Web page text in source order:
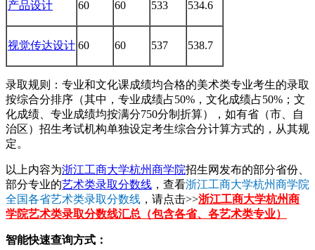
产品设计 60 60 533 534.6
视觉传达设计 60 60 537 538.7
录取规则：专业和文化课成绩均合格的美术类专业考生的录取
按综合分排序（其中，专业成绩占50%，文化成绩占50%；文
化成绩、专业成绩均按满分750分制折算），如有省（市、自
治区）招生考试机构单独设定考生综合分计算方式的，从其规
定。
以上内容为浙江工商大学杭州商学院招生网发布的部分省份、
部分专业的艺术类录取分数线 ，查看浙江工商大学杭州商学院
全国各省艺术类录取分数线 ，请点击>>浙江工商大学杭州商
学院艺术类录取分数线汇总（包含各省、各艺术类专业）
智能快速查询方式：